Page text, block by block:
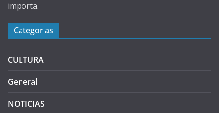
importa.
Categorias
CULTURA
General
NOTICIAS